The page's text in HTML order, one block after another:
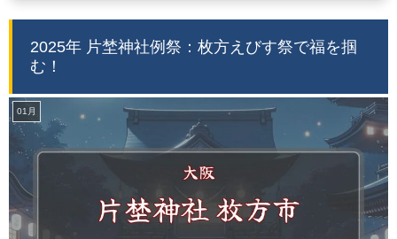
2025年 片埜神社例祭：枚方えびす祭で福を掴
む！
01月